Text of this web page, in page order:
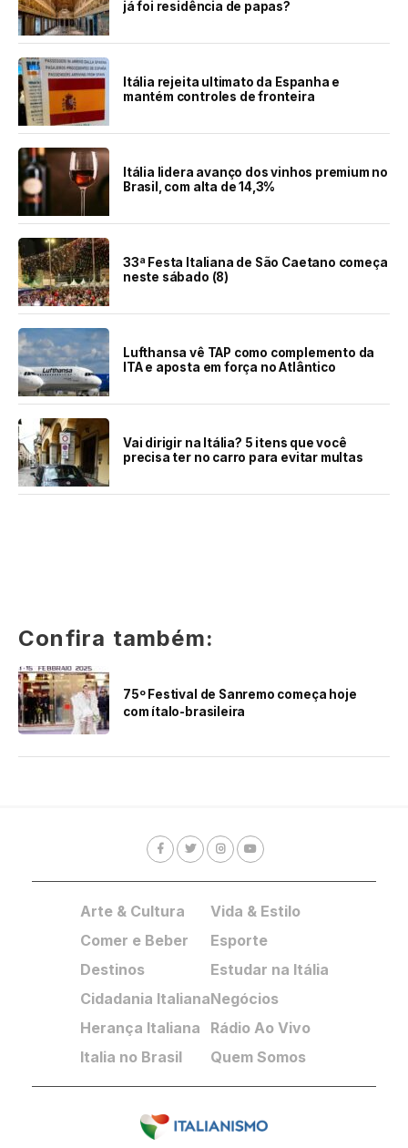
já foi residência de papas?
Itália rejeita ultimato da Espanha e
mantém controles de fronteira
Itália lidera avanço dos vinhos premium no
Brasil, com alta de 14,3%
33ª Festa Italiana de São Caetano começa
neste sábado (8)
Lufthansa vê TAP como complemento da
ITA e aposta em força no Atlântico
Vai dirigir na Itália? 5 itens que você
precisa ter no carro para evitar multas
Confira também:
75º Festival de Sanremo começa hoje
com ítalo-brasileira
Arte & Cultura
Comer e Beber
Destinos
Cidadania Italiana
Herança Italiana
Italia no Brasil
Vida & Estilo
Esporte
Estudar na Itália
Negócios
Rádio Ao Vivo
Quem Somos